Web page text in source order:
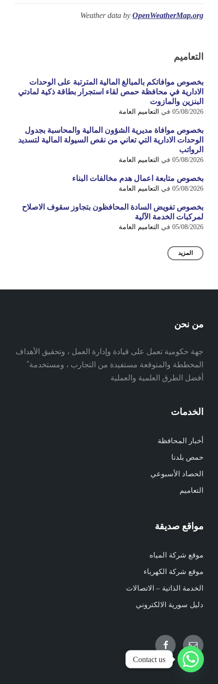
Weather data by OpenWeatherMap.org
التعاميم
بخصوص موافاتكم بالمبالغ المالية المترتبة على الوحدات
الادارية في محافظة حمص لقاء استجرار بطاقة ذكية لمادتي
البنزين والمازوت
05/08/2026 في التعاميم العامة
بخصوص موافاة مديرية الشؤون المالية والمحاسبة بجدول
الوحدات الادارية التي تعاني من نقص السيولة المالية لتسديد
الرواتب
05/08/2026 في التعاميم العامة
بخصوص متابعة اعمال هدم مخالفات البناء
05/08/2026 في التعاميم العامة
بخصوص تفويض السادة المحافظون بتجاوز سقوف الاصلاح
لمركبات الخدمة الآلية
05/08/2026 في التعاميم العامة
المزيد
من نحن
جهة حكومية تعمل على قيادة وإدارة العمل ، وتحقيق الأهداف
المخططة والمتوقعة مستفيدة من التجارب ، ومستخدمة ً
أفضل الطرق العلمية والعملية
الخدمات
أخبار المحافظة
حمص بلدنا
الحصاد الأسبوعي
التعاميم
مواقع صديقة
موقع شركة المياه
موقع شركة الكهرباء
الخدمة الذاتية – الاتصالات
دليل سورية الالكتروني
Email
Facebook
Contact us